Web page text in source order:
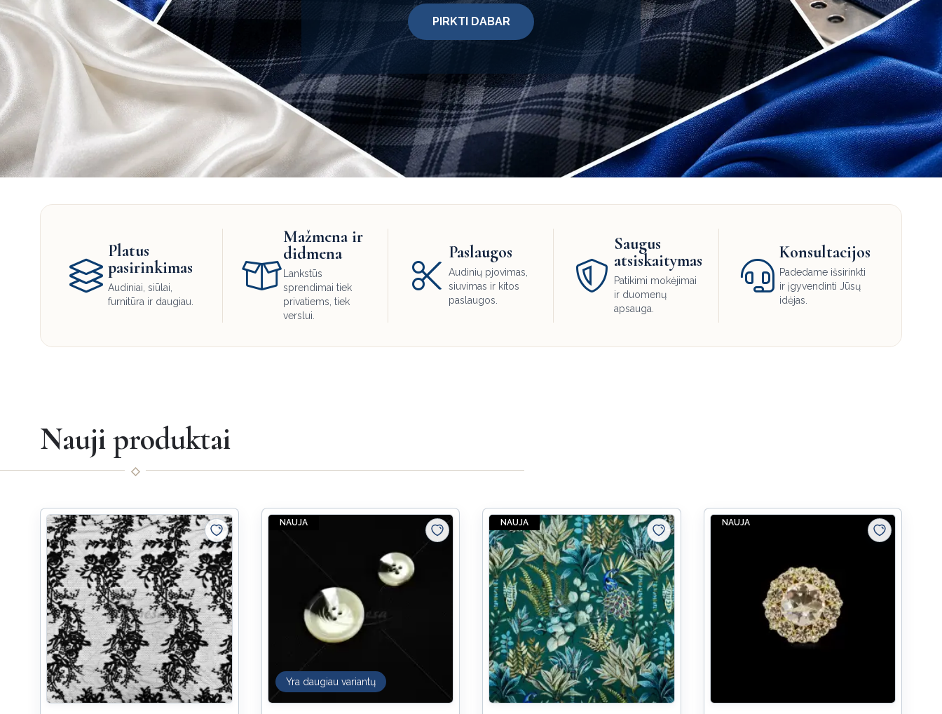
PIRKTI DABAR
Platus
pasirinkimas
Audiniai, siūlai,
furnitūra ir daugiau.
Mažmena ir
didmena
Lankstūs
sprendimai tiek
privatiems, tiek
verslui.
Paslaugos
Audinių pjovimas,
siuvimas ir kitos
paslaugos.
Saugus
atsiskaitymas
Patikimi mokėjimai
ir duomenų
apsauga.
Konsultacijos
Padedame išsirinkti
ir įgyvendinti Jūsų
idėjas.
Nauji produktai
Yra daugiau variantų
NAUJA NAUJA NAUJA